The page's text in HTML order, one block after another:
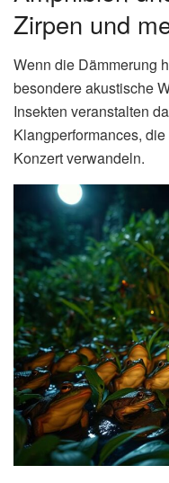
Zirpen und
Wenn die Dämmerung
besondere akustische
Insekten veranstalten
Klangperformances,
Konzert verwandeln.